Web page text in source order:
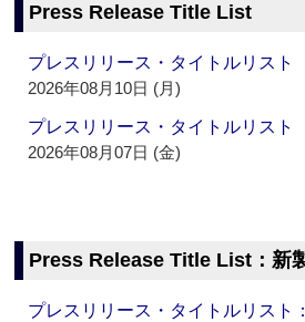
Press Release Title List
プレスリリース・タイトルリス
2026年08月10日 (月)
プレスリリース・タイトルリス
2026年08月07日 (金)
Press Release Title List：新
プレスリリース・タイトルリス